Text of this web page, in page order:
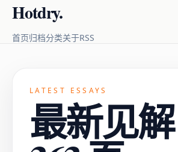
Hotdry.
首页归档分类关于RSS
LATEST ESSAYS
最新见解